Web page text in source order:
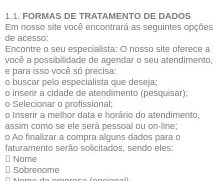
1.1. FORMAS DE TRATAMENTO DE DADOS
Em nosso site você encontrará as seguintes opções
de acesso:
Encontre o seu especialista: O nosso site oferece a
você a possibilidade de agendar o seu atendimento,
e para isso você só precisa:
o buscar pelo especialista que deseja;
o inserir a cidade de atendimento (pesquisar);
o Selecionar o profissional;
o Inserir a melhor data e horário do atendimento,
assim como se ele será pessoal ou on-line;
o Ao finalizar a compra alguns dados para o
faturamento serão solicitados, sendo eles:
 Nome
 Sobrenome